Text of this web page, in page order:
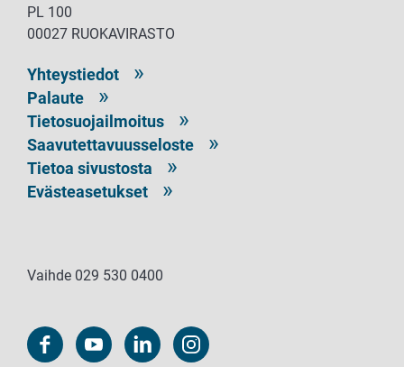
PL 100
00027 RUOKAVIRASTO
Yhteystiedot
Palaute
Tietosuojailmoitus
Saavutettavuusseloste
Tietoa sivustosta
Evästeasetukset
Vaihde 029 530 0400